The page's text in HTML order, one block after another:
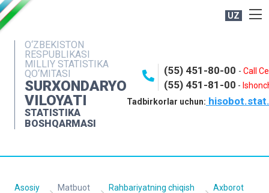
UZ
O‘ZBEKISTON
RESPUBLIKASI
MILLIY STATISTIKA
QO‘MITASI
SURXONDARYO
VILOYATI
STATISTIKA
BOSHQARMASI
(55) 451-80-00 -Call
(55) 451-81-00 -
Tadbirkorlar uchun:
OCHIQ MA'LUMOTLAR
NASHRLAR
INTERAKTIV XIZMATLAR
MATBUOT XIZMATI
Asosiy
Matbuot
Rahbariyatning chiqish
Axborot